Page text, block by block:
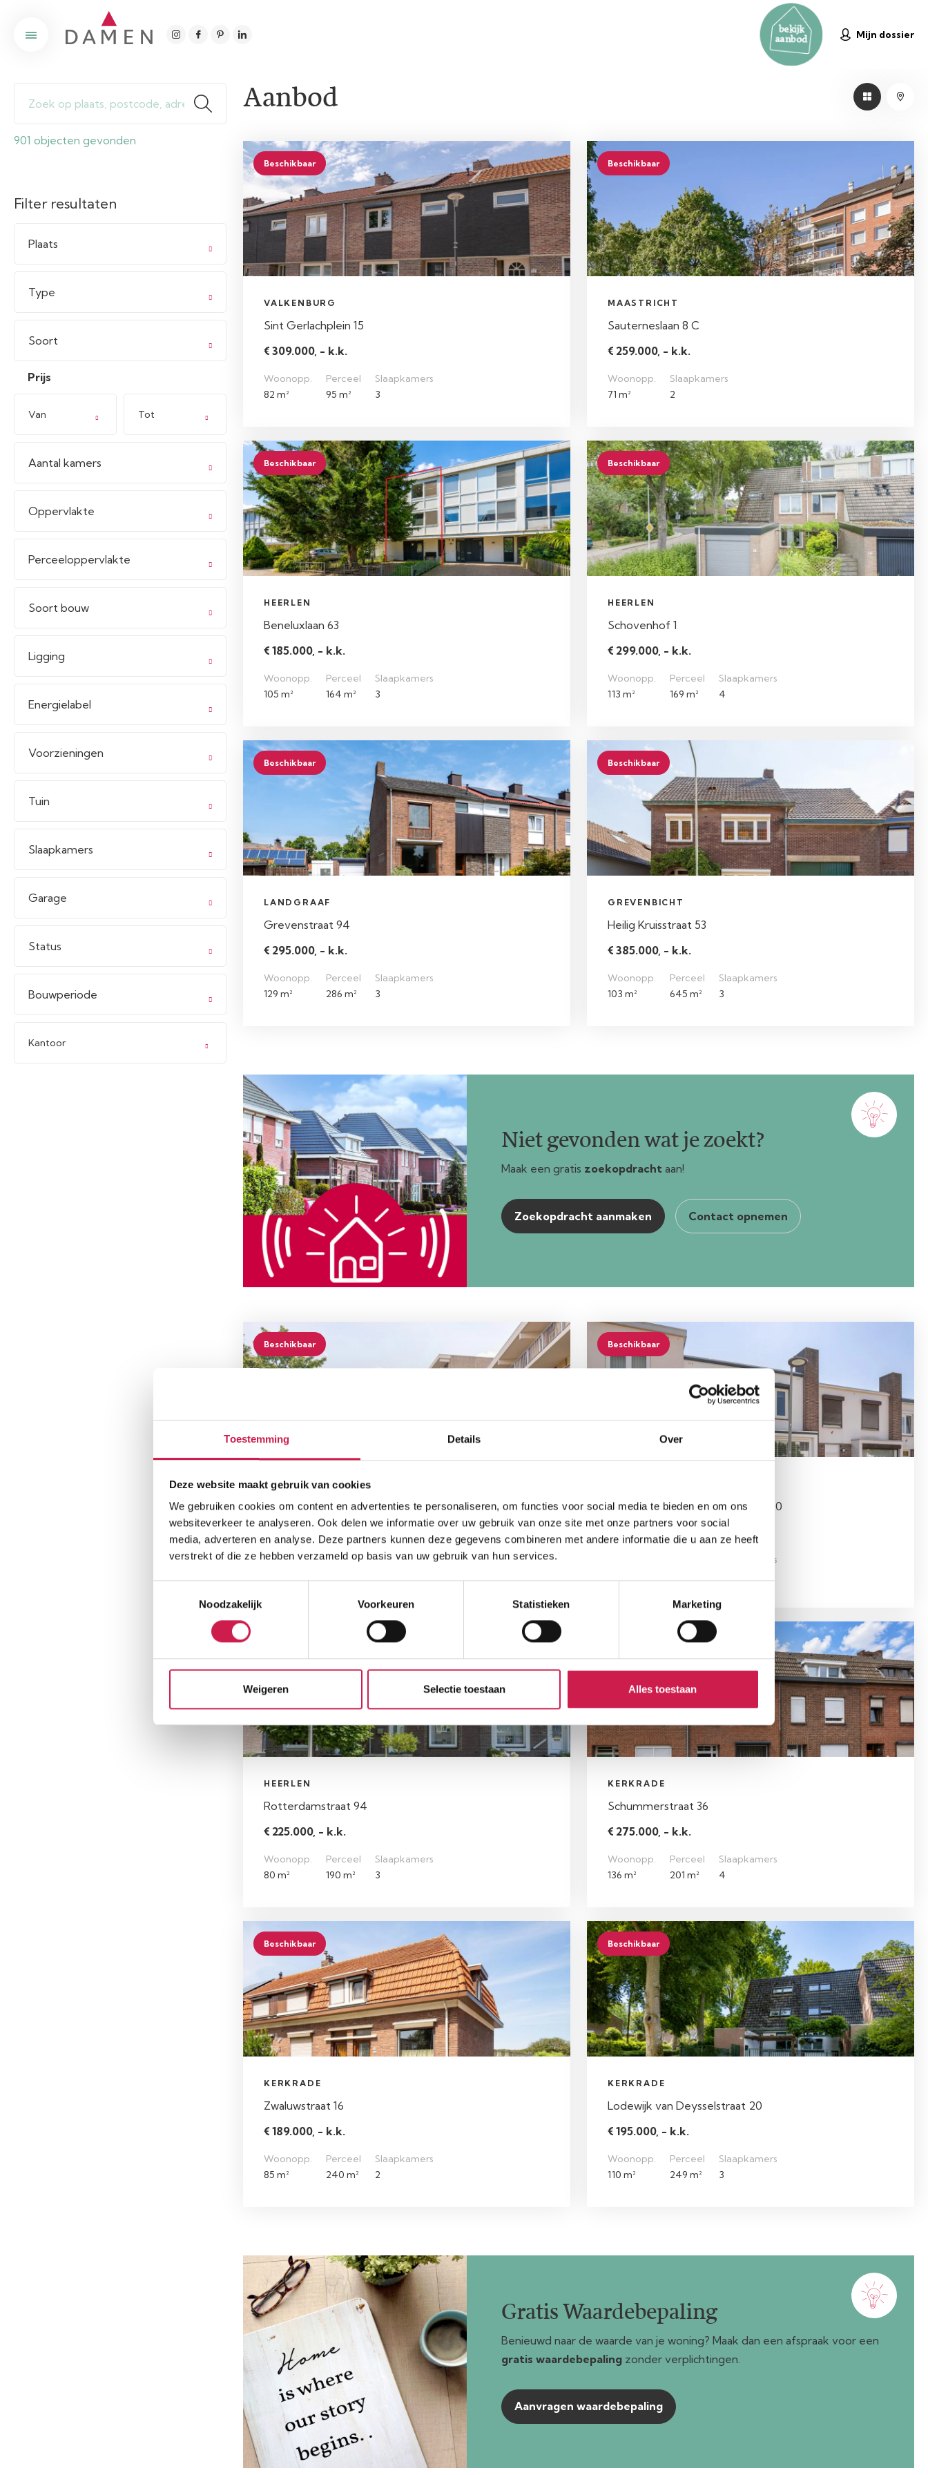
Toestemming Details Over
Deze website maakt gebruik van cookies
We gebruiken cookies om content en advertenties te personaliseren, om functies voor social media te bieden en om ons
websiteverkeer te analyseren. Ook delen we informatie over uw gebruik van onze site met onze partners voor social
media, adverteren en analyse. Deze partners kunnen deze gegevens combineren met andere informatie die u aan ze heeft
verstrekt of die ze hebben verzameld op basis van uw gebruik van hun services.
Noodzakelijk
Voorkeuren Statistieken Marketing
Weigeren Selectie toestaan Alles toestaan
bekijk
aanbod Mijn dossier
901 objecten gevonden
Filter resultaten
Kantoor
Type
Soort
Plaats
Van Tot
Prijs
Aantal kamers
Oppervlakte
Perceeloppervlakte
Soort bouw
Ligging
Energielabel
Voorzieningen
Tuin
Slaapkamers
Garage
Status
Bouwperiode
Aanbod
Beschikbaar
VALKENBURG
Sint Gerlachplein 15
€ 309.000, - k.k.
Woonopp.
82 m²
Perceel
95 m²
Slaapkamers
3
Beschikbaar
MAASTRICHT
Sauterneslaan 8 C
€ 259.000, - k.k.
Woonopp.
71 m²
Slaapkamers
2
Beschikbaar
HEERLEN
Beneluxlaan 63
€ 185.000, - k.k.
Woonopp.
105 m²
Perceel
164 m²
Slaapkamers
3
Beschikbaar
HEERLEN
Schovenhof 1
€ 299.000, - k.k.
Woonopp.
113 m²
Perceel
169 m²
Slaapkamers
4
Beschikbaar
LANDGRAAF
Grevenstraat 94
€ 295.000, - k.k.
Woonopp.
129 m²
Perceel
286 m²
Slaapkamers
3
Beschikbaar
GREVENBICHT
Heilig Kruisstraat 53
€ 385.000, - k.k.
Woonopp.
103 m²
Perceel
645 m²
Slaapkamers
3
Niet gevonden wat je zoekt?
Maak een gratis zoekopdracht aan!
Zoekopdracht aanmaken Contact opnemen
Beschikbaar
HEERLEN
Zeswegenlaan 213
€ 182.000, - k.k.
Woonopp.
Slaapkamers
Beschikbaar
Hélène Schoenmaeckersstraat 20
€ 350.000, - k.k.
Slaapkamers
HEERLEN
Rotterdamstraat 94
€ 225.000, - k.k.
Woonopp.
80 m²
Perceel
190 m²
Slaapkamers
3
KERKRADE
Schummerstraat 36
€ 275.000, - k.k.
Woonopp.
136 m²
Perceel
201 m²
Slaapkamers
4
Beschikbaar
KERKRADE
Zwaluwstraat 16
€ 189.000, - k.k.
Woonopp.
85 m²
Perceel
240 m²
Slaapkamers
2
Beschikbaar
KERKRADE
Lodewijk van Deysselstraat 20
€ 195.000, - k.k.
Woonopp.
110 m²
Perceel
249 m²
Slaapkamers
3
Gratis Waardebepaling
Benieuwd naar de waarde van je woning? Maak dan een afspraak voor een
gratis waardebepalingzonder verplichtingen.
Aanvragen waardebepaling